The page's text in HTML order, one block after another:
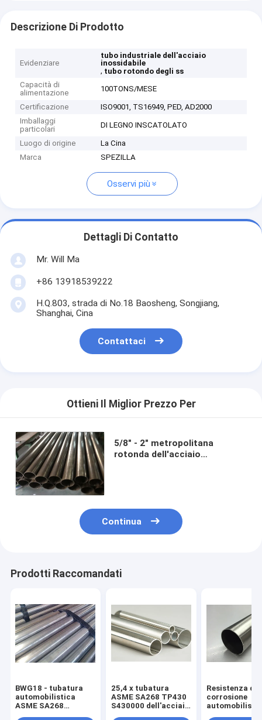
Descrizione Di Prodotto
Evidenziare
tubo industriale dell'acciaio
inossidabile
, tubo rotondo degli ss
Capacità di
alimentazione
100TONS/MESE
Certificazione
ISO9001, TS16949, PED, AD2000
Imballaggi
particolari
DI LEGNO INSCATOLATO
Luogo di origine
La Cina
Marca
SPEZILLA
Osservi più
Dettagli Di Contatto
Mr. Will Ma
+86 13918539222
H.Q.803, strada di No.18 Baosheng, Songjiang,
Shanghai, Cina
Contattaci
Ottieni Il Miglior Prezzo Per
5/8" - 2" metropolitana
rotonda dell'acciaio
Continua
Prodotti Raccomandati
BWG18 - tubatura
automobilistica
ASME SA268
25,4 x tubatura
ASME SA268 TP430
S430000 dell'acciaio
Resistenza
corrosione